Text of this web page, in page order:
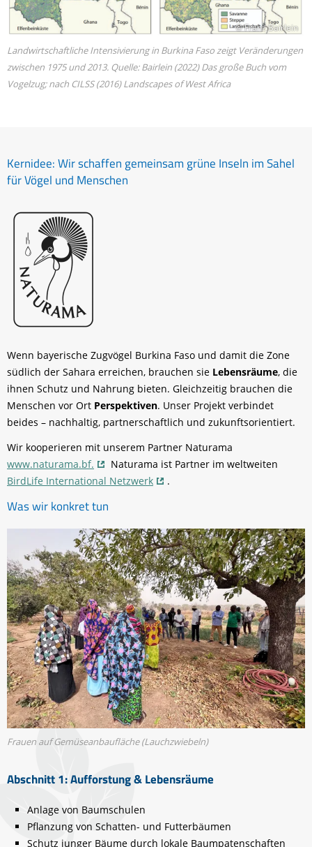
© Franz Bairlein
Landwirtschaftliche Intensivierung in Burkina Faso zeigt Veränderungen
zwischen 1975 und 2013. Quelle: Bairlein (2022) Das große Buch vom
Vogelzug; nach CILSS (2016) Landscapes of West Africa​
Kernidee: Wir schaffen gemeinsam grüne Inseln im Sahel
für Vögel und Menschen
Wenn bayerische Zugvögel Burkina Faso und damit die Zone
südlich der Sahara erreichen, brauchen sie Lebensräume, die
ihnen Schutz und Nahrung bieten. Gleichzeitig brauchen die
Menschen vor Ort Perspektiven. Unser Projekt verbindet
beides – nachhaltig, partnerschaftlich und zukunftsorientiert.
Wir kooperieren mit unserem Partner Naturama
www.naturama.bf.
Naturama ist Partner im weltweiten
BirdLife International Netzwerk
.
Was wir konkret tun
Frauen auf Gemüseanbaufläche (Lauchzwiebeln)
Abschnitt 1: Aufforstung & Lebensräume
Anlage von Baumschulen
Pflanzung von Schatten- und Futterbäumen
Schutz junger Bäume durch lokale Baumpatenschaften